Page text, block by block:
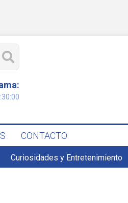
CONTACTO
Curiosidades y Entretenimiento